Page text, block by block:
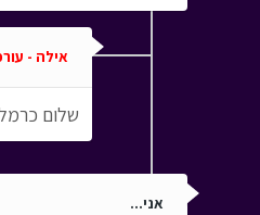
אילה -
שלום
אני...